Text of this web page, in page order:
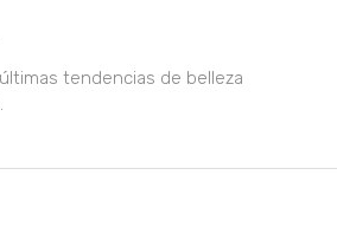
tendencias de belleza